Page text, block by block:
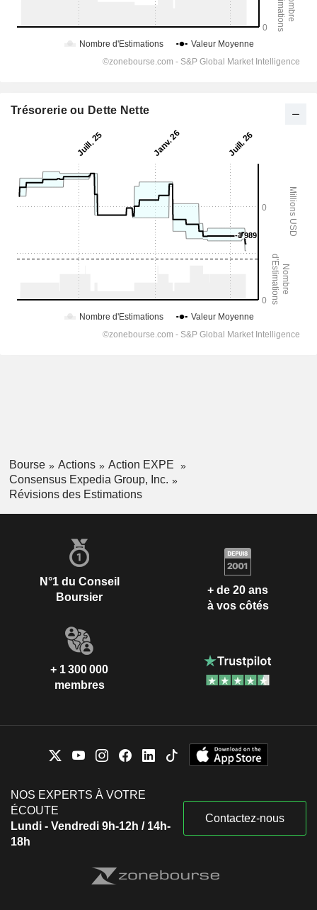
Trésorerie ou Dette Nette
Bourse Actions
Action EXPE
Consensus Expedia Group, Inc.
Révisions des Estimations
N°1 du Conseil
Boursier
+ de 20 ans
à vos côtés
+ 1 300 000
membres
NOS EXPERTS À VOTRE
ÉCOUTE
Lundi - Vendredi 9h-12h / 14h-
18h
Contactez-nous